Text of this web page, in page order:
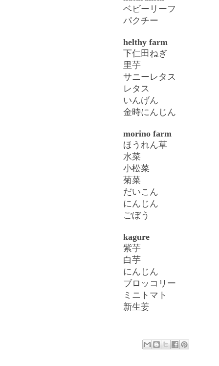
ベビーリーフ
パクチー
helthy farm
下仁田ねぎ
里芋
サニーレタス
レタス
いんげん
金時にんじん
morino farm
ほうれん草
水菜
小松菜
菊菜
だいこん
にんじん
ごぼう
kagure
紫芋
白芋
にんじん
ブロッコリー
ミニトマト
新生姜